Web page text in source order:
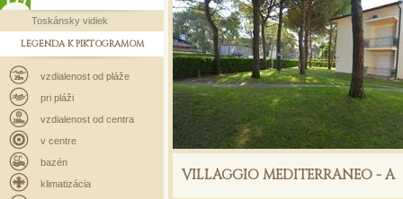
Toskánsky vidiek
LEGENDA K PIKTOGRAMOM
vzdialenost od pláže
pri pláži
vzdialenost od centra
v centre
bazén
klimatizácia
VILLAGGIO MEDITERRANEO - A